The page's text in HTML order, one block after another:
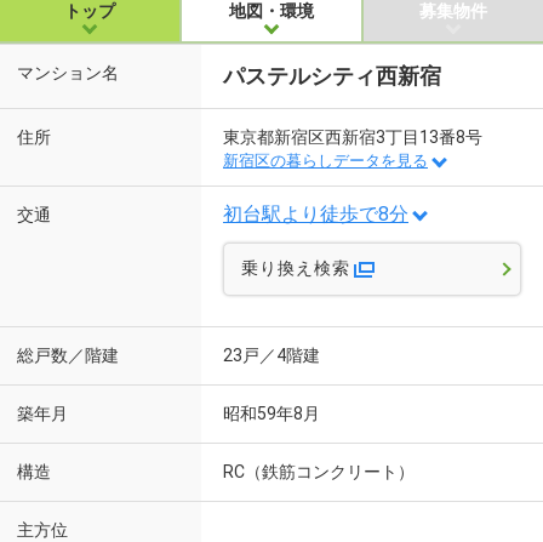
トップ 地図・環境 募集物件
マンション名 パステルシティ西新宿
住所 東京都新宿区西新宿3丁目13番8号
新宿区の暮らしデータを見る
交通 初台駅より徒歩で8分
乗り換え検索
総戸数／階建 23戸／4階建
築年月 昭和59年8月
構造 RC（鉄筋コンクリート）
主方位